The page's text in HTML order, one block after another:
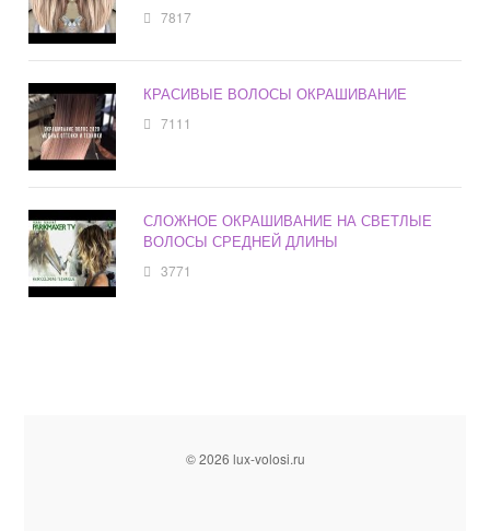
7817
КРАСИВЫЕ ВОЛОСЫ ОКРАШИВАНИЕ
7111
СЛОЖНОЕ ОКРАШИВАНИЕ НА СВЕТЛЫЕ
ВОЛОСЫ СРЕДНЕЙ ДЛИНЫ
3771
© 2026 lux-volosi.ru